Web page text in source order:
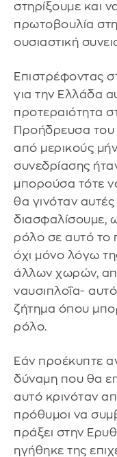
στηρίξουμε και
πρωτοβουλία
ουσιαστική
Επιστρέφοντας
για την Ελλάδα
προτεραιότητα
Προήδρευσα του
από μερικούς
συνεδρίασης
μπορούσα τότε
θα γινόταν αυτές
διασφαλίσουμε,
ρόλο σε αυτό το
όχι μόνο λόγω
άλλων χωρών,
ναυσιπλοΐα-
ζήτημα όπου
ρόλο.
Εάν προέκυπτε
δύναμη που θα
αυτό κρινόταν
πρόθυμοι να
πράξει στην
ηγήθηκε της